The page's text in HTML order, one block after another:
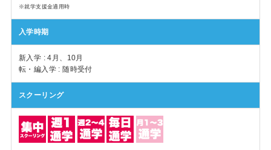
※就学支援金適用時
入学時期
新入学 : 4月、10月
転・編入学 : 随時受付
スクーリング